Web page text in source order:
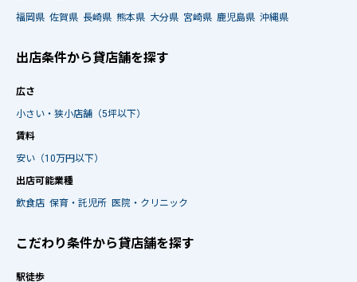
福岡県 佐賀県 長崎県 熊本県 大分県 宮崎県 鹿児島県 沖縄県
出店条件から貸店舗を探す
広さ
小さい・狭小店舗（5坪以下）
賃料
安い（10万円以下）
出店可能業種
飲食店 保育・託児所 医院・クリニック
こだわり条件から貸店舗を探す
駅徒歩